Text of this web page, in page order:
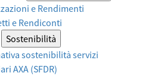
e Rendimenti
e Rendiconti
Sostenibilità
sostenibilità servizi
AXA (SFDR)